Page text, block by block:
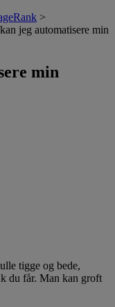
>
jeg automatisere min
min
tigge og bede,
du får. Man kan groft